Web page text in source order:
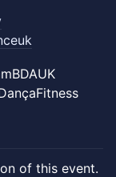
of this event.